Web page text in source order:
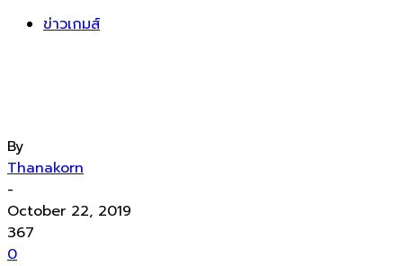
ข่าวเกมส์
By
Thanakorn
-
October 22, 2019
367
0